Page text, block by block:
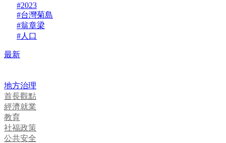
#2023
#台灣菊島
#翁章梁
#人口
最新
地方治理
首長觀點
經濟就業
教育
社福政策
公共安全